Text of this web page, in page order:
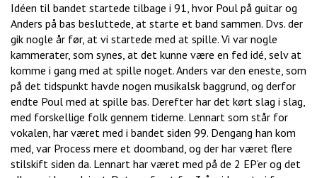
Idéen til bandet startede tilbage i 91, hvor Poul på guitar og
Anders på bas besluttede, at starte et band sammen. Dvs. der
gik nogle år før, at vi startede med at spille. Vi var nogle
kammerater, som synes, at det kunne være en fed idé, selv at
komme i gang med at spille noget. Anders var den eneste, som
på det tidspunkt havde nogen musikalsk baggrund, og derfor
endte Poul med at spille bas. Derefter har det kørt slag i slag,
med forskellige folk gennem tiderne. Lennart som står for
vokalen, har været med i bandet siden 99. Dengang han kom
med, var Process mere et doomband, og der har været flere
stilskift siden da. Lennart har været med på de 2 EP’er og det